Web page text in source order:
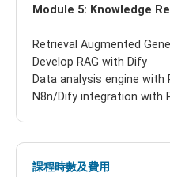
Module 5: Knowledge
Retrieval Augmented
Develop RAG with Dify
Data analysis engine with
N8n/Dify integration with
課程時數及費用